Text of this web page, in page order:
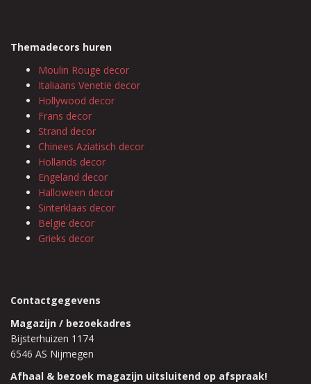
Themadecors huren
Moulin Rouge decor
Italiaans Venetië decor
Hollywood decor
Frans decor
Strand decor
Chinees Aziatisch decor
Hollands decor
Engeland decor
Halloween decor
Sinterklaas decor
Belgie decor
Grieks decor
Contactgegevens
Magazijn / bezoekadres
Bijsterhuizen 1174
6546 AS Nijmegen
Afhaal & bezoek magazijn uitsluitend op afspraak!